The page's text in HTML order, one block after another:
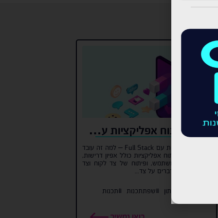
קורס פיתוח אפליקציות עם Full Stack יתרונות
פיתוח אפליקציות עם Full Stack – למה זה עובד
כל כך טוב? פיתוח אפליקציות כולל אפיון דרישות,
עיצוב ממשק משתמש, ופיתוח של צד לקוח וצד
שרת. כאשר מדברים על צד...
#פייתון #שפתתכנות #תכנות